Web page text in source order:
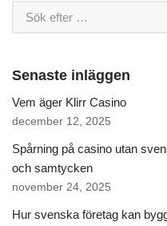
Senaste inläggen
Vem äger Klirr Casino
december 12, 2025
Spårning på casino utan
och samtycken
november 24, 2025
Hur svenska företag kan